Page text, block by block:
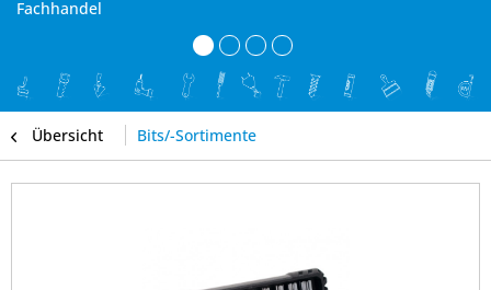
Fachhandel
Übersicht Bits/-Sortimente